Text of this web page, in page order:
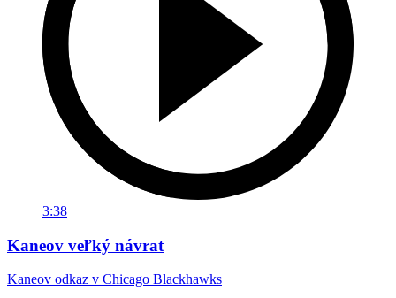
3:38
Kaneov veľký návrat
Kaneov odkaz v Chicago Blackhawks